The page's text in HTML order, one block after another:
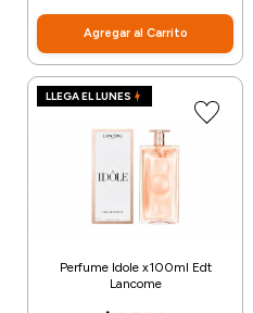
Agregar al Carrito
LLEGA EL LUNES
Perfume Idole x100ml Edt
Lancome